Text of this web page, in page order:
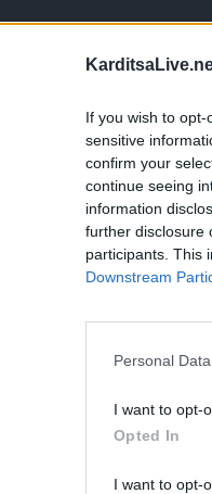
If you wish to
sensitive
confirm your
continue seeing
information
further disclosure
participants. This
Downstream
Personal
I want to opt-
Opted In
I want to opt-
και συνεχώς
στον κλάδο της
αλιευμάτων,
να στελεχώσει το
της, που εδρεύει
– Τρικάλων.
απασχόλησης